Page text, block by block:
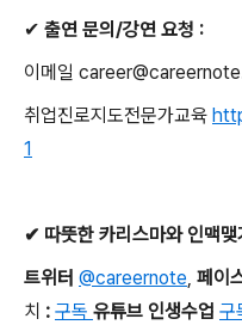
✔ 출연 문의 /강연 요청 :
이메일
취업진로지도전문가교육
1
✔ 따뜻한 카리스마와 인맥맺
트위터 @careernote, 페이
치 : 구독 유튜브 인생수업 구